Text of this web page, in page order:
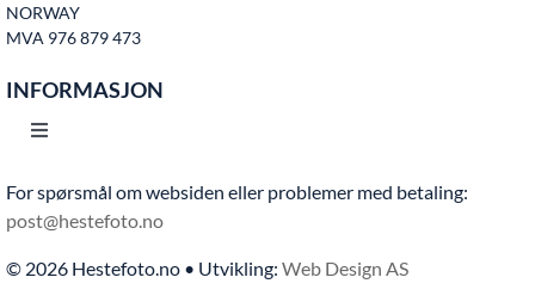
NORWAY
MVA 976 879 473
INFORMASJON
Toggle
Hjem
Bruksvilkår
For spørsmål om websiden eller problemer med betaling:
post@hestefoto.no
© 2026 Hestefoto.no • Utvikling: Web Design AS